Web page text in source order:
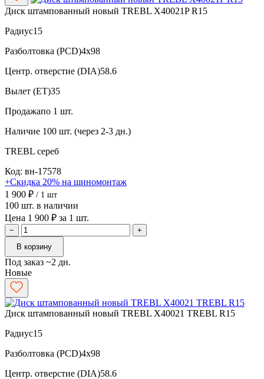
Диск штампованный новый TREBL X40021P R15
Радиус15
Разболтовка (PCD)4x98
Центр. отверстие (DIA)58.6
Вылет (ET)35
Продажапо 1 шт.
Наличие 100 шт. (через 2-3 дн.)
TREBL сереб
Код: вн-17578
+Скидка 20% на шиномонтаж
1 900 ₽ / 1 шт
100 шт. в наличии
Цена 1 900 ₽ за 1 шт.
−
+
В корзину
Под заказ ~2 дн.
Новые
Диск штампованный новый TREBL X40021 TREBL R15
Радиус15
Разболтовка (PCD)4x98
Центр. отверстие (DIA)58.6